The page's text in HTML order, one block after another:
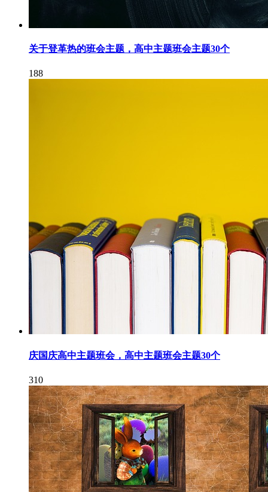
关于登革热的班会主题，高中主题班会主题30个
188
庆国庆高中主题班会，高中主题班会主题30个
310